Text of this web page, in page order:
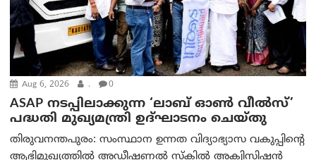
Aug 6, 2026 . 0
ASAP നടപ്പിലാക്കുന്ന ‘ലാബ് ഓൺ വീൽസ്’
പദ്ധതി മുഖ്യമന്ത്രി ഉദ്ഘാടനം ചെയ്തു
തിരുവനന്തപുരം: സംസ്ഥാന ഉന്നത വിദ്യാഭ്യാസ വകുപ്പിന്റെ
ആഭിമുഖ്യത്തിൽ അഡീഷണൽ സ്കിൽ അക്വിസിഷൻ